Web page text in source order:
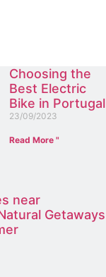
Choosing the
Best Electric
Bike in Portugal
23/09/2023
Read More "
near
Getaways